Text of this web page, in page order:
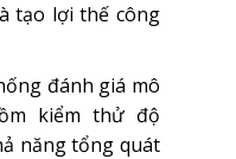
tạo lợi thế công
đánh giá mô
kiểm thử độ
năng tổng quát